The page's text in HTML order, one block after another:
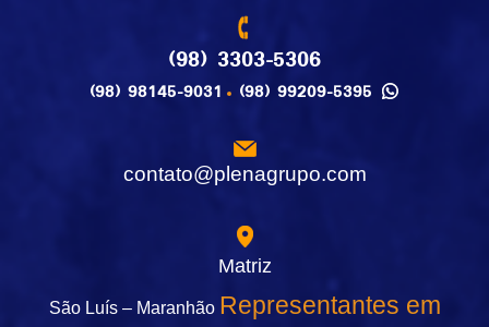
(98) 3303-5306
(98) 98145-9031 (98) 99209-5395
contato@plenagrupo.com
Matriz
São Luís – Maranhão Representantes em